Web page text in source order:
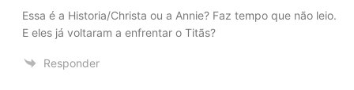
Essa é a Historia/Christa ou a Annie? Faz tempo que não leio.
E eles já voltaram a enfrentar o Titãs?
Responder